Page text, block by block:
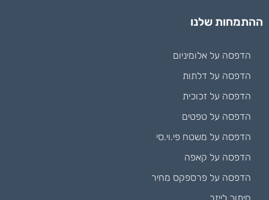
ההתמחות שלנו
הדפסה על אלומיניום
הדפסה על דלתות
הדפסה על זכוכית
הדפסה על טפטים
הדפסה על משטח פי.וי.סי
הדפסה על קאפה
הדפסה על פרספקס מחיר
חיתוך לייזר